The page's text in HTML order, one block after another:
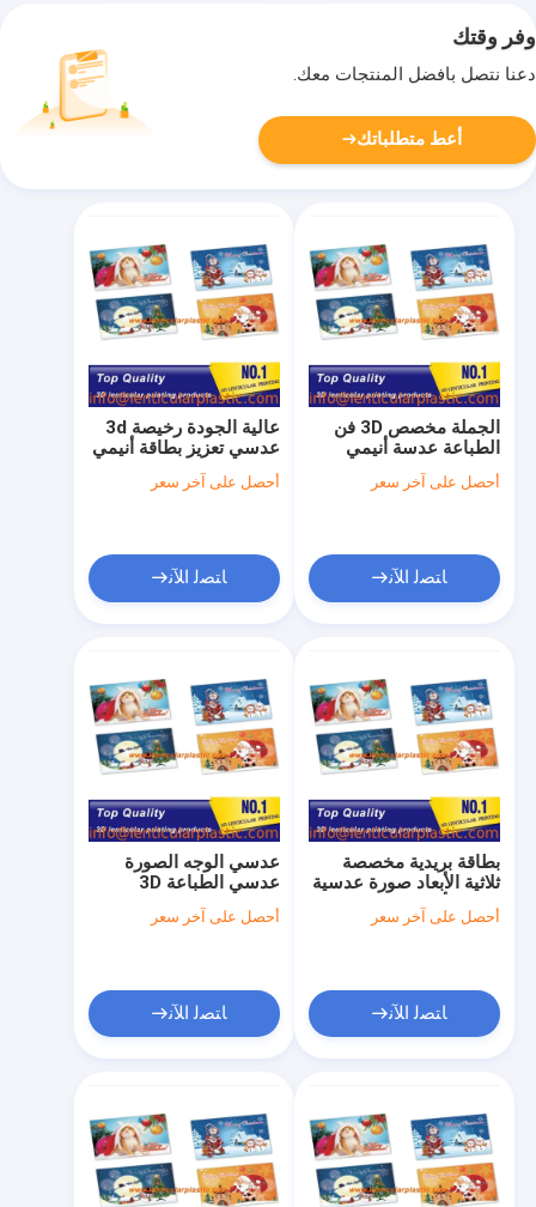
منتجات
معلومات عنا
وفر وقتك
دعنا نتصل بأفضل المنتجات معك.
أعط متطلباتك
عالية الجودة رخيصة 3d
عدسي تعزيز بطاقة أنيمي
3d عدسي فليب صورة
الفنان الشخصية الوجه
أحصل على آخر سعر
ﺎﺘﺼﻟ ﺍﻶﻧ
الجملة مخصص 3D فن
الطباعة عدسة أنيمي
صورة 3D عدسي طباعة
أحصل على آخر سعر
ﺎﺘﺼﻟ ﺍﻶﻧ
عدسي الوجه الصورة
عدسي الطباعة 3D
ملصق مخصص يطبع
بطاقة 3D عدسي الإعلانأحصل على آخر سعر
ﺎﺘﺼﻟ ﺍﻶﻧ
بطاقة بريدية مخصصة
ثلاثية الأبعاد صورة عدسية
ثلاثية الأبعاد بطباعة
عدسية طباعة ثلاثية الأبعاد
أحصل على آخر سعر
ﺎﺘﺼﻟ ﺍﻶﻧ